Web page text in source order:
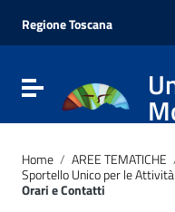
Vai al menu di
Vai al footer
Regione Toscana
Attiva / disattiva la
Home / AREE TEMATICHE
Sportello Unico per le
Orari e Contatti